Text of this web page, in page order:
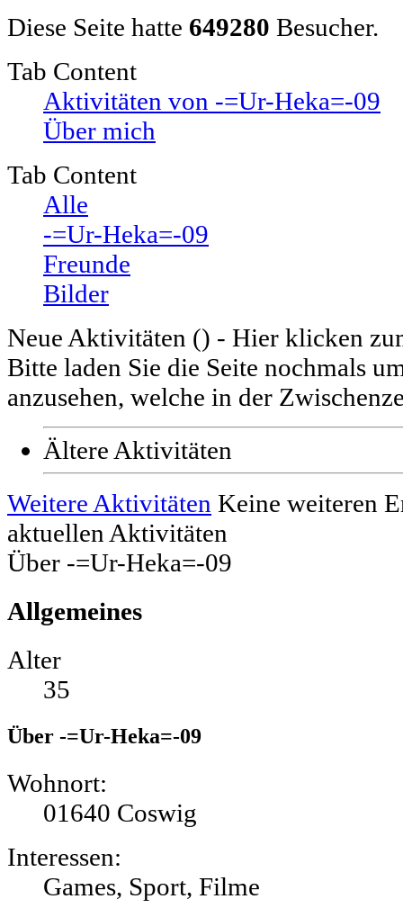
Diese Seite hatte 649280 Besucher.
Tab Content
Aktivitäten von -=Ur-Heka=-09
Über mich
Tab Content
Alle
-=Ur-Heka=-09
Freunde
Bilder
Neue Aktivitäten () - Hier klicken
Bitte laden Sie die Seite nochmals
anzusehen, welche in der
Ältere Aktivitäten
Weitere Aktivitäten Keine weiteren
aktuellen Aktivitäten
Über -=Ur-Heka=-09
Allgemeines
Alter
35
Über -=Ur-Heka=-09
Wohnort:
01640 Coswig
Interessen:
Games, Sport, Filme